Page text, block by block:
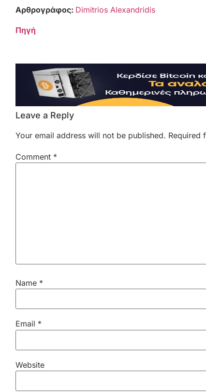
Αρθρογράφος: Dimitrios Alexandridis
Πηγή
Leave a Reply
Your email address will not be published. Required
Comment *
Name *
Email *
Website